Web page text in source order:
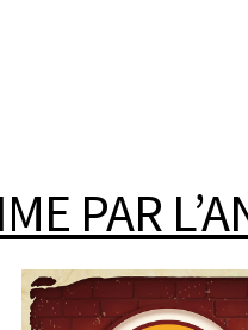
PAR